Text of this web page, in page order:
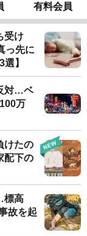
有料会員
受け
っ先に
】
対…ベ
万
けたの
配下の
標高
故を起